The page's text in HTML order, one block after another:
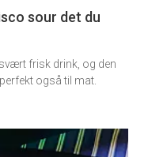
sour det du
frisk drink, og den
også til mat.